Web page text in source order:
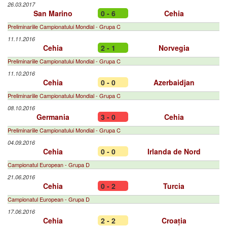
26.03.2017
San Marino 0 - 6 Cehia
Preliminariile Campionatului Mondial - Grupa C
11.11.2016
Cehia 2 - 1 Norvegia
Preliminariile Campionatului Mondial - Grupa C
11.10.2016
Cehia 0 - 0 Azerbaidjan
Preliminariile Campionatului Mondial - Grupa C
08.10.2016
Germania 3 - 0 Cehia
Preliminariile Campionatului Mondial - Grupa C
04.09.2016
Cehia 0 - 0 Irlanda de Nord
Campionatul European - Grupa D
21.06.2016
Cehia 0 - 2 Turcia
Campionatul European - Grupa D
17.06.2016
Cehia 2 - 2 Croația